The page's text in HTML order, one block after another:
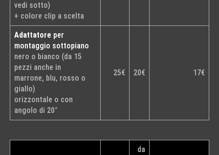
vedi sotto)
+ colore clip a scelta
Adattatore per
montaggio sottopiano
nero o bianco (da 15
pezzi anche in
marrone, blu, rosso o
giallo)
orizzontale o con
angolo di 20°
25€ 20€ 17€
da